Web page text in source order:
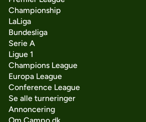
Championship
LaLiga
Bundesliga
Serie A
Ligue 1
Champions League
Europa League
Conference League
Se alle turneringer
Annoncering